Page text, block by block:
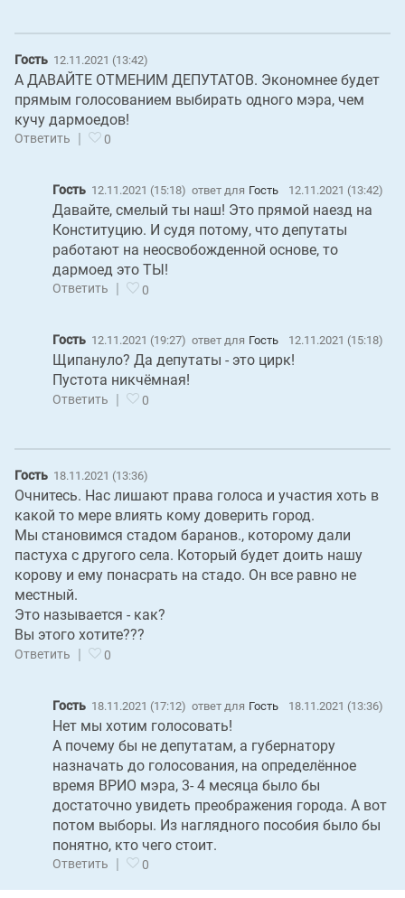
Гость 12.11.2021 (13:42)
А ДАВАЙТЕ ОТМЕНИМ ДЕПУТАТОВ. Экономнее будет
прямым голосованием выбирать одного мэра, чем
кучу дармоедов!
Ответить | 0
Гость 12.11.2021 (15:18) ответ для Гость 12.11.2021 (13:42)
Давайте, смелый ты наш! Это прямой наезд на
Конституцию. И судя потому, что депутаты
работают на неосвобожденной основе, то
дармоед это ТЫ!
Ответить 0
Гость 12.11.2021 (19:27) ответ для Гость 12.11.2021 (15:18)
Щипануло? Да депутаты - это цирк!
Пустота никчёмная!
Ответить | 0
Гость 18.11.2021 (13:36)
Очнитесь. Нас лишают права голоса и участия хоть в
какой то мере влиять кому доверить город.
Мы становимся стадом баранов., которому дали
пастуха с другого села. Который будет доить нашу
корову и ему понасрать на стадо. Он все равно не
местный.
Это называется - как?
Вы этого хотите???
Ответить | 0
Гость 18.11.2021 (17:12) ответ для Гость 18.11.2021 (13:36)
Нет мы хотим голосовать!
А почему бы не депутатам, а губернатору
назначать до голосования, на определённое
время ВРИО мэра, 3- 4 месяца было бы
достаточно увидеть преображения города. А вот
потом выборы. Из наглядного пособия было бы
понятно, кто чего стоит.
Ответить 0